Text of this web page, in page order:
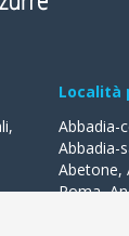
,
Località
Abbadia-
Abbadia-
Abetone,
Roma,